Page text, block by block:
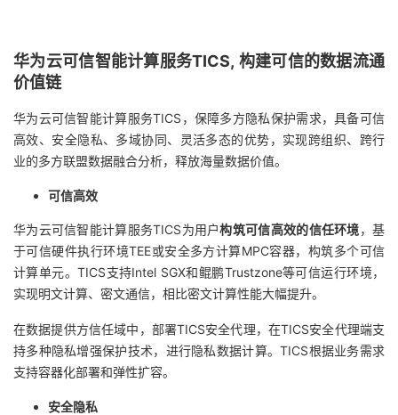
注
验
收
藏
议
华为云可信智能计算服务TICS, 构建可信的数据流通
价值链
华为云可信智能计算服务TICS，保障多方隐私保护需求，具备可信
高效、安全隐私、多域协同、灵活多态的优势，实现跨组织、跨行
业的多方联盟数据融合分析，释放海量数据价值。
可信高效
华为云可信智能计算服务TICS为用户构筑可信高效的信任环境，基
于可信硬件执行环境TEE或安全多方计算MPC容器，构筑多个可信
计算单元。TICS支持Intel SGX和鲲鹏Trustzone等可信运行环境，
实现明文计算、密文通信，相比密文计算性能大幅提升。
在数据提供方信任域中，部署TICS安全代理，在TICS安全代理端支
持多种隐私增强保护技术，进行隐私数据计算。TICS根据业务需求
支持容器化部署和弹性扩容。
安全隐私